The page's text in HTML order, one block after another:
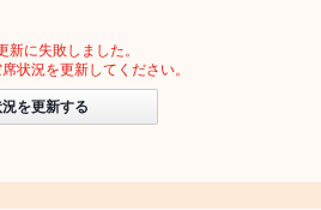
新に失敗しました。
状況を更新してください。
を更新する